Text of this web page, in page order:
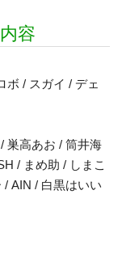
容
ボ / スガイ / デェ
巣高あお / 筒井海
/ まめ助 / しまこ
AIN / 白黒はいい